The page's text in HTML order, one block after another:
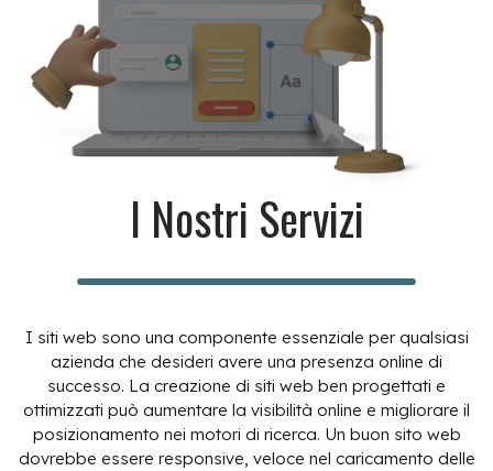
I Nostri Servizi
I siti web sono una componente essenziale per qualsiasi
azienda che desideri avere una presenza online di
successo. La creazione di siti web ben progettati e
ottimizzati può aumentare la visibilità online e migliorare il
posizionamento nei motori di ricerca. Un buon sito web
dovrebbe essere responsive, veloce nel caricamento delle